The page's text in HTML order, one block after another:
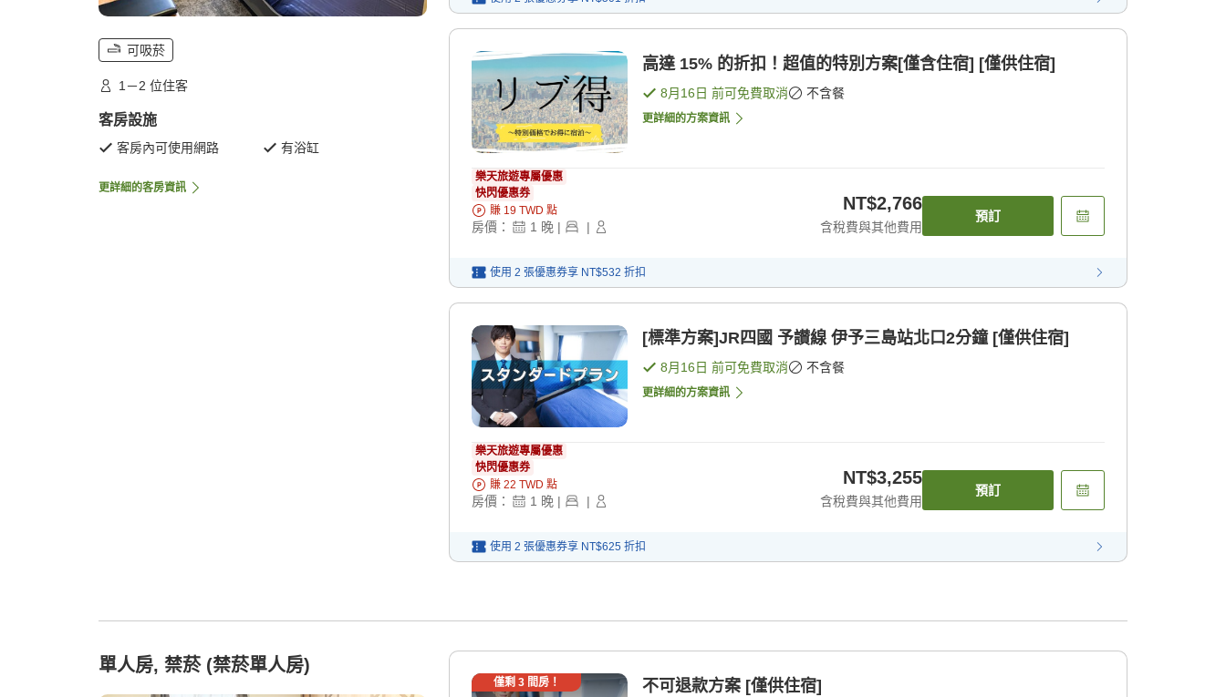
可吸菸
1－2 位住客
客房設施
客房內可使用網路 有浴缸
更詳細的客房資訊
高達 15% 的折扣！超值的特別方案[僅含住宿] [僅供住宿]
8月16日 前可免費取消 不含餐
更詳細的方案資訊
樂天旅遊專屬優惠
快閃優惠券
賺 19 TWD 點
房價： 1 晚 | |
NT$2,766
含稅費與其他費用
預訂
使用 2 張優惠券享 NT$532 折扣
[標準方案]JR四國 予讃線 伊予三島站北口2分鐘 [僅供住宿]
8月16日 前可免費取消 不含餐
更詳細的方案資訊
樂天旅遊專屬優惠
快閃優惠券
賺 22 TWD 點
房價： 1 晚 | |
NT$3,255
含稅費與其他費用
預訂
使用 2 張優惠券享 NT$625 折扣
單人房, 禁菸 (禁菸單人房)
僅剩 3間房！ 不可退款方案 [僅供住宿]